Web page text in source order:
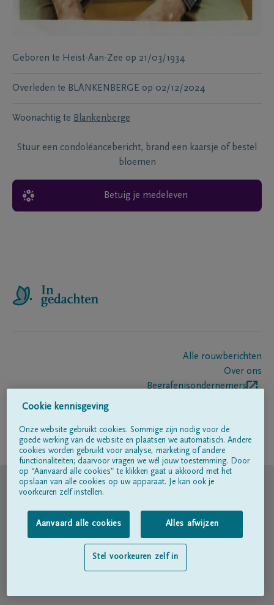
Geboren te Heist-Aan-Zee op 21/03/1934
Overleden te BLANKENBERGE op 02/12/2024
Woonachtig te Blankenberge
Stuur een condoléancebericht, brand een kaarsje of bestel
bloemen
Betuig je medeleven
Alle rouwberichten
Over ons
Begrafenisondernemers
Volg ons op
© DELA
Gebruiksvoorwaarden
Privacyverklaring
Toegankelijkheidsverklaring
Cookie kennisgeving
Onze website gebruikt cookies. Sommige zijn nodig voor de
goede werking van de website en plaatsen we automatisch. Andere
cookies worden gebruikt voor analyse, marketing of andere
functionaliteiten; daarvoor vragen we wél jouw toestemming. Door
op “Aanvaard alle cookies” te klikken gaat u akkoord met het
opslaan van alle cookies op uw apparaat. Je kan ook je
voorkeuren zelf instellen.
Aanvaard alle cookies Alles afwijzen
Stel voorkeuren zelf in